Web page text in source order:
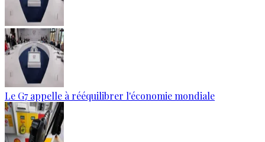
Le G7 appelle à rééquilibrer l'économie mondiale